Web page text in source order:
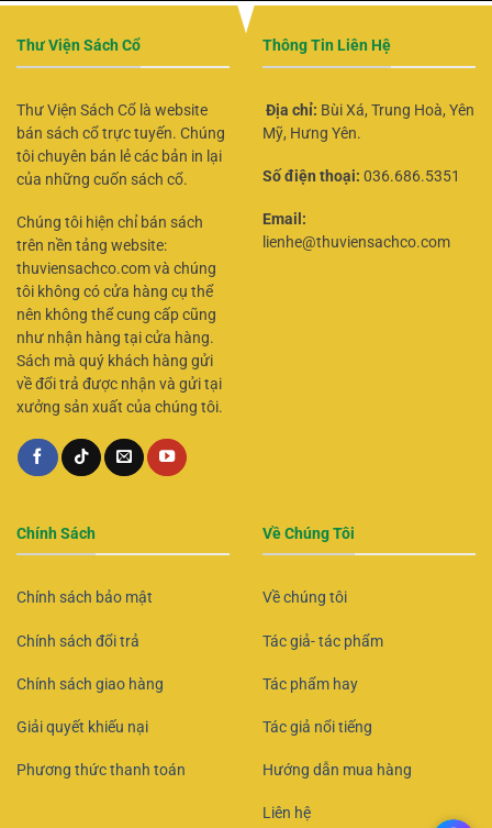
Thư Viện Sách Cổ
Thư Viện Sách Cổ là website
bán sách cổ trực tuyến. Chúng
tôi chuyên bán lẻ các bản in lại
của những cuốn sách cổ.
Chúng tôi hiện chỉ bán sách
trên nền tảng website:
thuviensachco.com và chúng
tôi không có cửa hàng cụ thể
nên không thể cung cấp cũng
như nhận hàng tại cửa hàng.
Sách mà quý khách hàng gửi
về đổi trả được nhận và gửi tại
xưởng sản xuất của chúng tôi.
Thông Tin Liên Hệ
Địa chỉ: Bùi Xá, Trung Hoà, Yên
Mỹ, Hưng Yên.
Số điện thoại: 036.686.5351
Email:
lienhe@thuviensachco.com
Chính Sách
Chính sách bảo mật
Chính sách đổi trả
Chính sách giao hàng
Giải quyết khiếu nại
Phương thức thanh toán
Về Chúng Tôi
Về chúng tôi
Tác giả- tác phẩm
Tác phẩm hay
Tác giả nổi tiếng
Hướng dẫn mua hàng
Liên hệ